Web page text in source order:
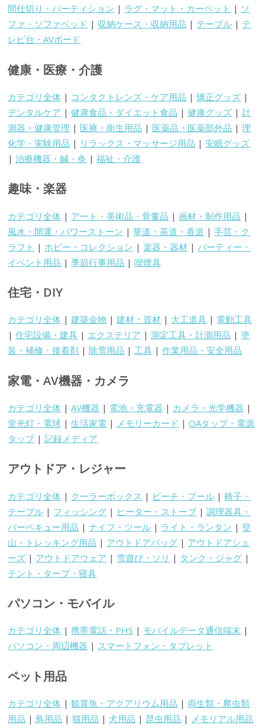
間仕切り・パーティション | ラグ・マット・カーペット | ソ
ファ・ソファベッド | 収納ケース・収納用品 | テーブル | テ
レビ台・AVボード
健康・医療・介護
カテゴリ全体 | コンタクトレンズ・ケア用品 |矯正グッズ |
デンタルケア |健康食品・ダイエット食品 |健康グッズ |計
測器・健康管理 | 医療・衛生用品 | 医薬品・医薬部外品 |理
化学・実験用品 | リラックス・マッサージ用品 |安眠グッズ
|治療機器・鍼・灸 |福祉・介護
趣味・楽器
カテゴリ全体 | アート・美術品・骨董品 | 画材・制作用品 |
風水・開運・パワーストーン |華道・茶道・香道 |手芸・ク
ラフト | ホビー・コレクション |楽器・器材 |パーティー・
イベント用品 |季節行事用品 |喫煙具
住宅・DIY
カテゴリ全体 |建築金物 |建材・資材 | 大工道具 | 電動工具
|住宅設備・建具 | エクステリア |測定工具・計測用品 |塗
装・補修・接着剤 |除雪用品 |工具 |作業用品・安全用品
家電・AV機器・カメラ
カテゴリ全体 |AV機器 | 電池・充電器 | カメラ・光学機器 |
蛍光灯・電球 |生活家電 | メモリーカード |OAタップ・電源
タップ|記録メディア
アウトドア・レジャー
カテゴリ全体 | クーラーボックス | ビーチ・プール |椅子・
テーブル | フィッシング | ヒーター・ストーブ |調理器具・
バーベキュー用品 |ナイフ・ツール | ライト・ランタン |登
山・トレッキング用品 | アウトドアバッグ | アウトドアシュ
ーズ | アウトドアウェア | 雪遊び・ソリ | タンク・ジャグ |
テント・タープ・寝具
パソコン・モバイル
カテゴリ全体 |携帯電話・PHS | モバイルデータ通信端末 |
パソコン・周辺機器 | スマートフォン・タブレット
ペット用品
カテゴリ全体 |観賞魚・アクアリウム用品 | 両生類・爬虫類
用品 | 鳥用品 |猫用品 | 犬用品 | 昆虫用品 | メモリアル用品